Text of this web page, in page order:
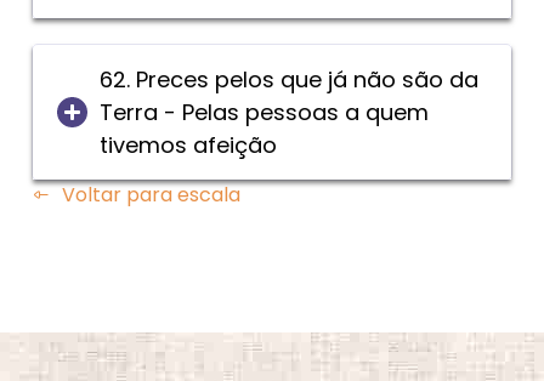
62. Preces pelos que já não são da
Terra - Pelas pessoas a quem
tivemos afeição
Voltar para escala